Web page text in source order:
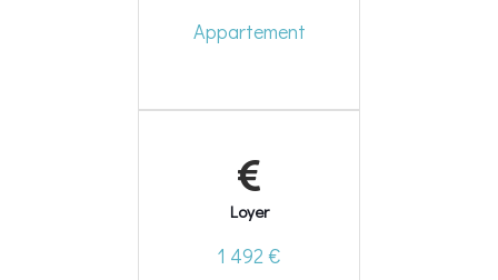
Appartement
Loyer
1 492 €